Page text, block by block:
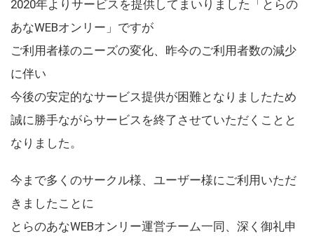
2020年よりサービスを提供してまいりました「とらの
あなWEBオンリー」ですが
ご利用者様のニーズの変化、昨今のご利用者数の減少
に伴い
今後の安定的なサービス提供が困難となりましたため
誠に勝手ながらサービスを終了させていただくことと
なりました。
今まで多くのサークル様、ユーザー様にご利用いただ
きましたことに
とらのあなWEBオンリー運営チーム一同、深く御礼申